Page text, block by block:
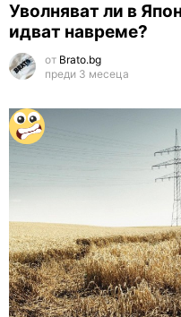
Уволняват ли в
идват навреме?
от Brato.bg
преди 3 месеца